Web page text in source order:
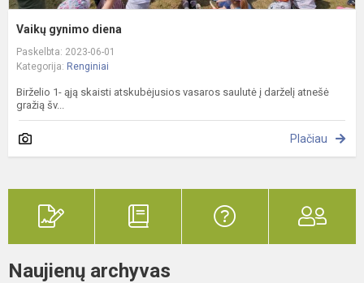
Vaikų gynimo diena
Paskelbta: 2023-06-01
Kategorija: Renginiai
Birželio 1- ąją skaisti atskubėjusios vasaros saulutė į darželį atnešė
gražią šv...
Plačiau
Naujienų archyvas